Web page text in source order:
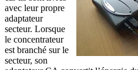
avec leur propre
adaptateur
secteur. Lorsque
le concentrateur
est branché sur le
secteur, son